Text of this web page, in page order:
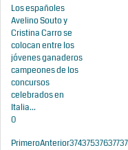
Los españoles
Avelino Souto y
Cristina Carro se
colocan entre los
jóvenes ganaderos
campeones de los
concursos
celebrados en
Italia...
0
PrimeroAnterior374375376377